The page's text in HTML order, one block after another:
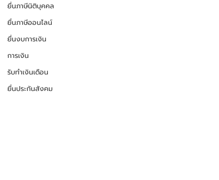
ยื่นภาษีนิติบุคคล
ยื่นภาษีออนไลน์
ยื่นงบการเงิน
การเงิน
รับทำเงินเดือน
ยื่นประกันสังคม